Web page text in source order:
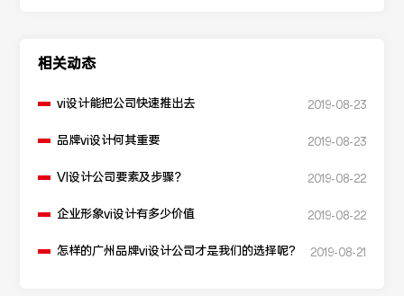
相关动态
vi设计能把公司快速推出去 2019-08-23
品牌vi设计何其重要 2019-08-23
VI设计公司要素及步骤？ 2019-08-22
企业形象vi设计有多少价值 2019-08-22
怎样的广州品牌vi设计公司才是我们的选择呢? 2019-08-21